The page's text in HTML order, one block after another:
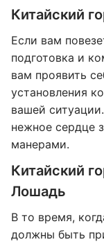
Китайский
Если вам
подготовка и
вам проявить
установления
вашей
нежное сердце
манерами.
Китайский
Лошадь
В то время,
должны быть